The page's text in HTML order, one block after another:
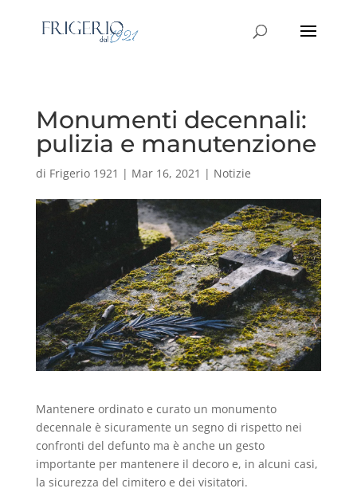
Monumenti decennali:
pulizia e manutenzione
di Frigerio 1921 | Mar 16, 2021 | Notizie
Mantenere ordinato e curato un monumento
decennale è sicuramente un segno di rispetto nei
confronti del defunto ma è anche un gesto
importante per mantenere il decoro e, in alcuni casi,
la sicurezza del cimitero e dei visitatori.